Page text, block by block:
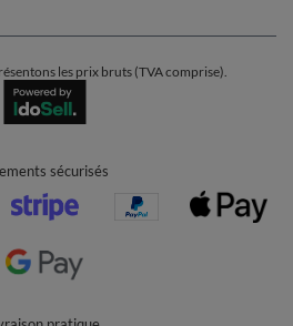
les prix bruts (TVA comprise).
sécurisés